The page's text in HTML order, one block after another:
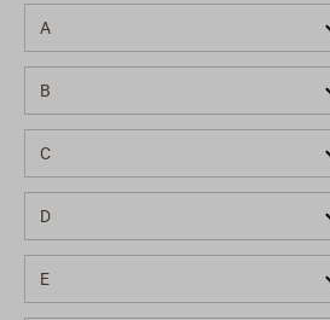
A
B
C
D
E